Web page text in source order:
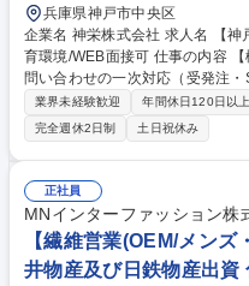
兵庫県神戸市中央区
企業名 神栄株式会社 求人名 【神戸/社内SE】東証STD/増員採用/充実の教
育環境/WEB面接可 仕事の内容 【概要】既存システムの運用・保守および
問い合わせの一次対応（受発注・SAP
幹システム（販売・会計系）や
守、ユーザーや現場部門との折衝
設計・テスト・導入、ベンダー
画立案 ※上記をご経験に応じてご担当頂きます
E】東証STD/増員採用/充実の教育
業界未経験歓迎 年間休日120日以上
完全週休2日制
土日祝休み
正社員
MNインターファッション株
【繊維営業(OEM/メン
井物産及び日鉄物産出資